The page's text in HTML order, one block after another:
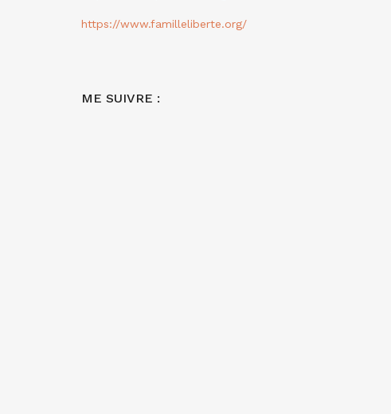
https://www.familleliberte.org/
ME SUIVRE :